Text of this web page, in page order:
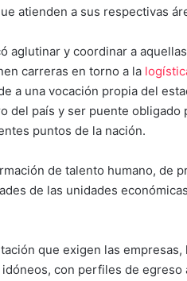
atienden a sus respectivas
aglutinar y coordinar a
carreras en torno a la
a una vocación propia del
del país y ser puente obligado
puntos de la nación.
de talento humano, de
de las unidades
que exigen las empresas,
con perfiles de egreso